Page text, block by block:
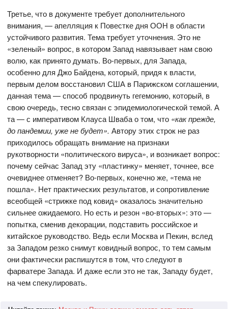
Третье, что в документе требует дополнительного
внимания, — апелляция к Повестке дня ООН в области
устойчивого развития. Тема требует уточнения. Это не
«зеленый» вопрос, в котором Запад навязывает нам свою
волю, как принято думать. Во-первых, для Запада,
особенно для Джо Байдена, который, придя к власти,
первым делом восстановил США в Парижском соглашении,
данная тема — способ продвинуть гегемонию, который, в
свою очередь, тесно связан с эпидемиологической темой. А
та — с императивом Клауса Шваба о том, что «как прежде,
до пандемии, уже не будет». Автору этих строк не раз
приходилось обращать внимание на признаки
рукотворности «политического вируса», и возникает вопрос:
почему сейчас Запад эту «пластинку» меняет, точнее, все
очевиднее отменяет? Во-первых, конечно же, «тема не
пошла». Нет практических результатов, и сопротивление
всеобщей «стрижке под ковид» оказалось значительно
сильнее ожидаемого. Но есть и резон «во-вторых»: это —
попытка, сменив декорации, подставить российское и
китайское руководство. Ведь если Москва и Пекин, вслед
за Западом резко снимут ковидный вопрос, то тем самым
они фактически распишутся в том, что следуют в
фарватере Запада. И даже если это не так, Западу будет,
на чем спекулировать.